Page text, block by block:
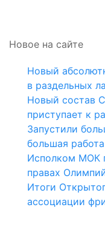
Новое на сайте
Новый
в раздельных
Новый состав
приступает к
Запустили
большая работа
Исполком МОК
правах
Итоги
ассоциации